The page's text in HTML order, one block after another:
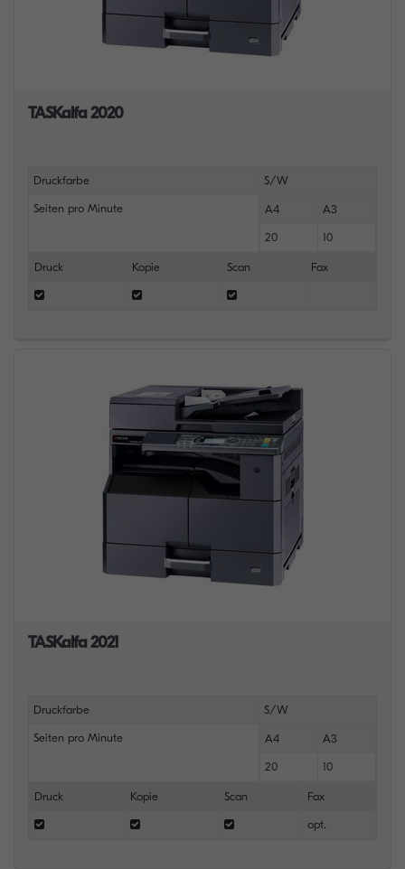
TASKalfa 2020
Druckfarbe S/W
Seiten pro Minute A4 A3
20 10
Druck Kopie Scan Fax
TASKalfa 2021
Druckfarbe S/W
Seiten pro Minute A4 A3
20 10
Druck Kopie Scan Fax
opt.